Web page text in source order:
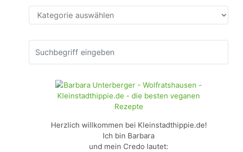
Kategorien
Herzlich willkommen bei Kleinstadthippie.de!
Ich bin Barbara
und mein Credo lautet: